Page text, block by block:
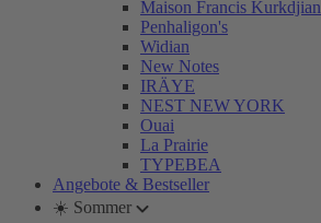
Maison Francis Kurkdjian
Penhaligon's
Widian
New Notes
IRÄYE
NEST NEW YORK
Ouai
La Prairie
TYPEBEA
Angebote & Bestseller
☀️ Sommer